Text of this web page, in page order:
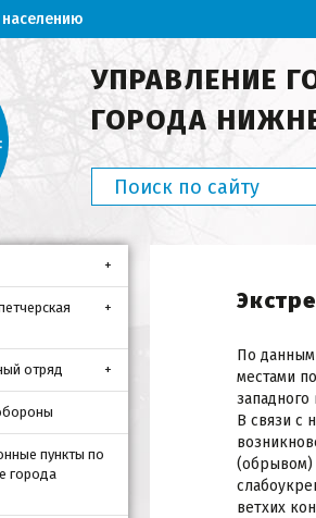
УПРАВЛЕНИЕ
ГОРОДА
отряд
пункты по
города
По
местами
В связи с
(обрывом)
ветхих